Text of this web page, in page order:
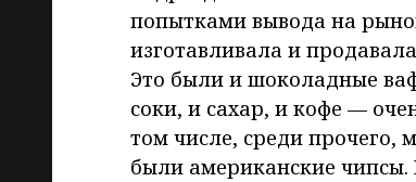
попытками вывода на
изготавливала и
Это были и шоколадные
соки, и сахар, и кофе —
том числе, среди прочего,
были американские